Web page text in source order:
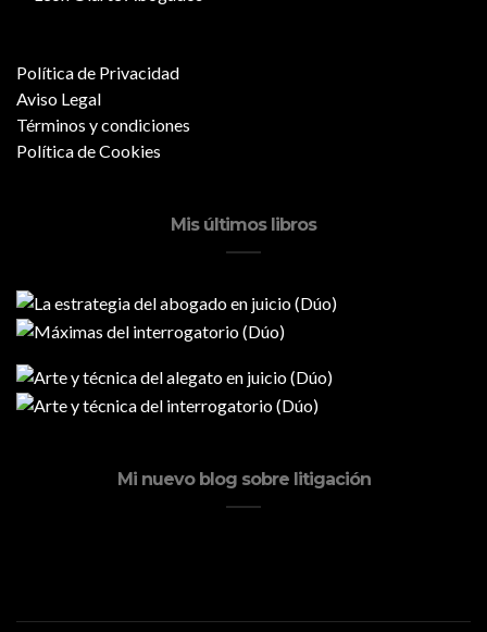
Política de Privacidad
Aviso Legal
Términos y condiciones
Política de Cookies
Mis últimos libros
Mi nuevo blog sobre litigación